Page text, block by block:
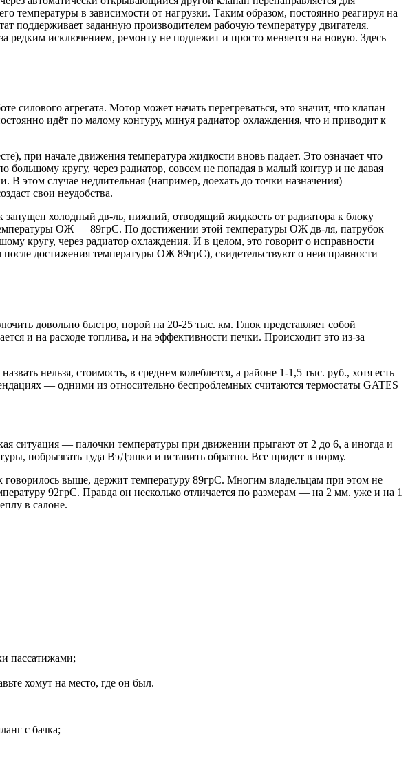
температуры в зависимости от нагрузки. Таким образом, постоянно реагируя на
поддерживает заданную производителем рабочую температуру двигателя.
редким исключением, ремонту не подлежит и просто меняется на новую. Здесь
силового агрегата. Мотор может начать перегреваться, это значит, что клапан
идёт по малому контуру, минуя радиатор охлаждения, что и приводит к
при начале движения температура жидкости вновь падает. Это означает что
кругу, через радиатор, совсем не попадая в малый контур и не давая
этом случае недлительная (например, доехать до точки назначения)
свои неудобства.
запущен холодный дв-ль, нижний, отводящий жидкость от радиатора к блоку
ОЖ — 89грС. По достижении этой температуры ОЖ дв-ля, патрубок
кругу, через радиатор охлаждения. И в целом, это говорит о исправности
достижения температуры ОЖ 89грС), свидетельствуют о неисправности
довольно быстро, порой на 20-25 тыс. км. Глюк представляет собой
и на расходе топлива, и на эффективности печки. Происходит это из-за
нельзя, стоимость, в среднем колеблется, а районе 1-1,5 тыс. руб., хотя есть
— одними из относительно беспроблемных считаются термостаты GATES
ситуация — палочки температуры при движении прыгают от 2 до 6, а иногда и
побрызгать туда ВэДэшки и вставить обратно. Все придет в норму.
говорилось выше, держит температуру 89грС. Многим владельцам при этом не
92грС. Правда он несколько отличается по размерам — на 2 мм. уже и на 1
в салоне.
пассатижами;
хомут на место, где он был.
с бачка;